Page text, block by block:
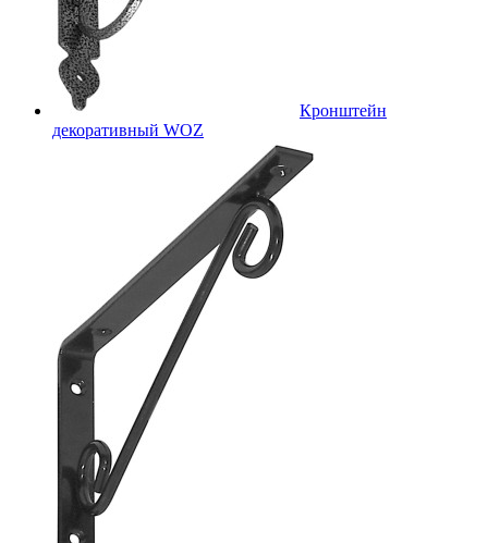
Кронштейн
декоративный WOZ